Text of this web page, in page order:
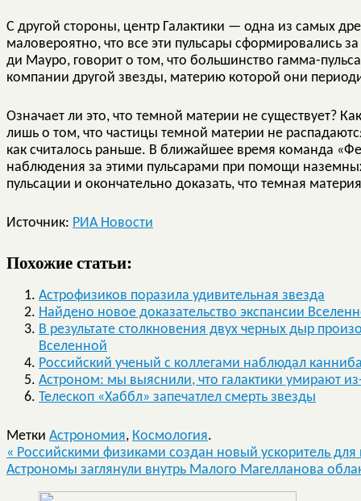
С другой стороны, центр Галактики — одна из самых
маловероятно, что все эти пульсары сформировались
ди Мауро, говорит о том, что большинство гамма-
компании другой звезды, материю которой они
Означает ли это, что темной материи не существует?
лишь о том, что частицы темной материи не
как считалось раньше. В ближайшее время команда
наблюдения за этими пульсарами при помощи
пульсации и окончательно доказать, что темная
Источник: РИА Новости
Похожие статьи:
Астрофизиков поразила удивительная звезда
Найдено новое доказательство экспансии
В результате столкновения двух черных дыр
Вселенной
Российский ученый с коллегами наблюдал
Астроном: мы выяснили, что галактики умирают
Телескоп «Хаббл» запечатлел смерть звезды
Метки Астрономия, Космология.
« Российскими физиками создан новый ускоритель для
Астрономы заглянули внутрь Малого Магелланова